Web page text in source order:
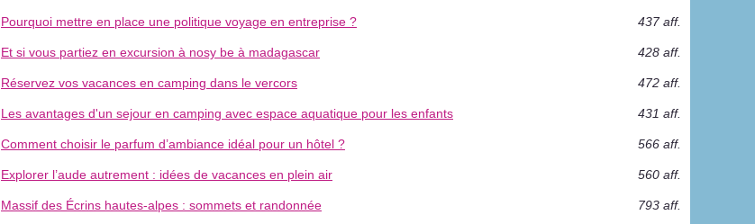
Pourquoi mettre en place une politique voyage en entreprise ? 437 aff.
Et si vous partiez en excursion à nosy be à madagascar 428 aff.
Réservez vos vacances en camping dans le vercors 472 aff.
Les avantages d'un sejour en camping avec espace aquatique pour les enfants 431 aff.
Comment choisir le parfum d’ambiance idéal pour un hôtel ? 566 aff.
Explorer l’aude autrement : idées de vacances en plein air 560 aff.
Massif des Écrins hautes-alpes : sommets et randonnée 793 aff.